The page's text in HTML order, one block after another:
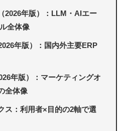
2026年版）：LLM・AIエー
全体像
年版）：国内外主要ERP
年版）：マーケティングオ
全体像
ス：利用者×目的の2軸で選